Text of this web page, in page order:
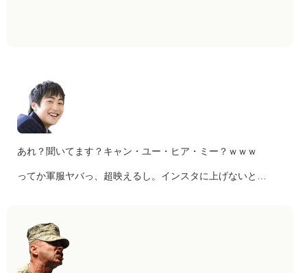
あれ？聞いてます？キャン・ユー・ヒア・ミー？ｗｗｗ
ってか軍服ヤバっ、超映えるし。インスタに上げないと…